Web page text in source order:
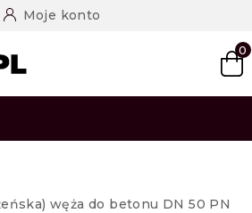
Moje konto
0
węża do betonu DN 50 PN